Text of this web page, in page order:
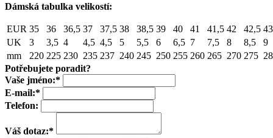
Dámská tabulka velikostí:
EUR 35 36 36,5 37 37,5 38 38,5 39 40 41 41,5 42 42,5 43
UK
3 3,5 4 4,5 4,5 5 5,5 6 6,5 7 7,5 8 8,5
9
mm
220 225 230 235 237 240 245 250 255 260 265 270 275
Potřebujete poradit?
Vaše jméno:*
E-mail:*
Telefon:
Váš dotaz:*